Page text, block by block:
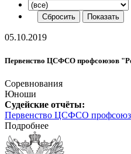
05.10.2019
Первенство ЦСФСО профсоюзов
Соревнования
Юноши
Судейские отчёты:
Первенство ЦСФСО
Подробнее